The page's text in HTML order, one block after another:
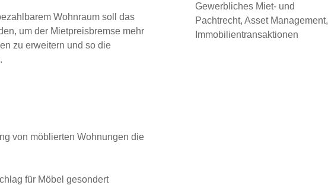
Wohnraum soll das
um der Mietpreisbremse mehr
zu erweitern und so die
von möblierten Wohnungen die
für Möbel gesondert
Gewerbliches Miet- und
Pachtrecht, Asset Management,
Immobilientransaktionen